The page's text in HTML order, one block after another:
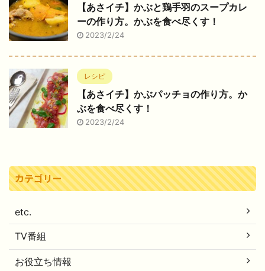
【あさイチ】かぶと鶏手羽のスープカレ
ーの作り方。かぶを食べ尽くす！
2023/2/24
レシピ
【あさイチ】かぶパッチョの作り方。か
ぶを食べ尽くす！
2023/2/24
カテゴリー
etc.
TV番組
お役立ち情報